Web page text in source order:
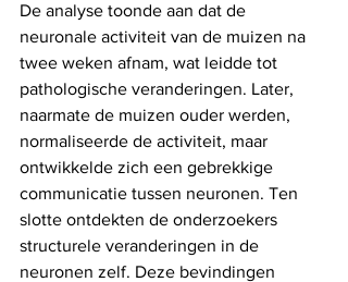
De analyse toonde aan dat de
neuronale activiteit van de muizen na
twee weken afnam, wat leidde tot
pathologische veranderingen. Later,
naarmate de muizen ouder werden,
normaliseerde de activiteit, maar
ontwikkelde zich een gebrekkige
communicatie tussen neuronen. Ten
slotte ontdekten de onderzoekers
structurele veranderingen in de
neuronen zelf. Deze bevindingen